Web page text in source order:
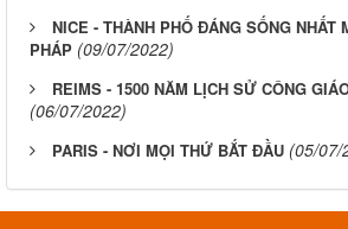
NICE - THÀNH PHỐ ĐÁNG SỐNG NHẤT
PHÁP (09/07/2022)
REIMS - 1500 NĂM LỊCH SỬ CÔNG
(06/07/2022)
PARIS - NƠI MỌI THỨ BẮT ĐẦU (05/07/